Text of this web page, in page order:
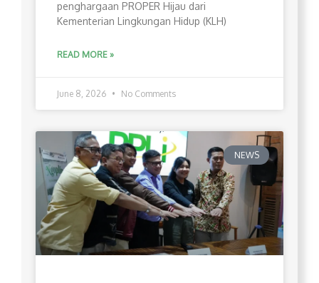
penghargaan PROPER Hijau dari
Kementerian Lingkungan Hidup (KLH)
READ MORE »
June 8, 2026 No Comments
NEWS